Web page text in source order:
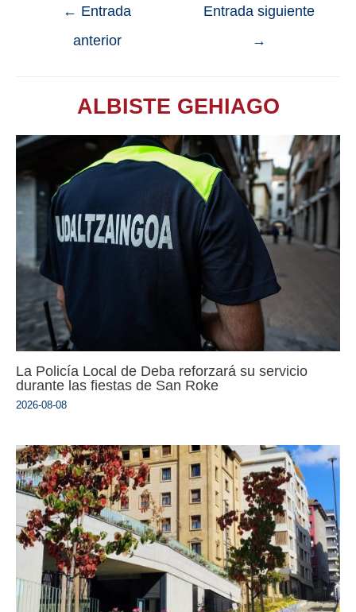
← Entrada
anterior
Entrada siguiente
→
ALBISTE GEHIAGO
La Policía Local de Deba reforzará su servicio
durante las fiestas de San Roke
2026-08-08